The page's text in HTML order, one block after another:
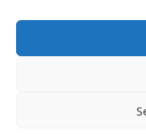
Relaterede